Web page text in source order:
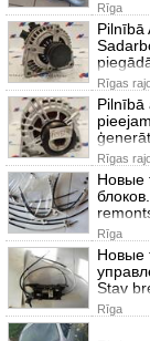
Rīga
Pilnībā
Rīgas
Pilnībā
Rīgas
Новые
Rīga
Новые
Stav
Rīga